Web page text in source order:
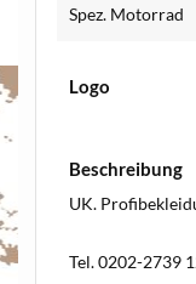
Spez. Motorrad
Logo
Beschreibung
UK.
Tel. 0202-2739